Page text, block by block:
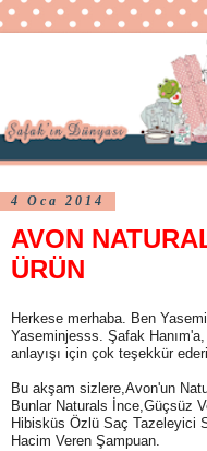
4 Oca 2014
AVON
ÜRÜN
Herkese merhaba. Ben
Yaseminjesss. Şafak
anlayışı için çok teşekkür
Bu akşam sizlere,Avon'un
Bunlar Naturals İnce,Güçsüz
Hibisküs Özlü Saç Tazeleyici
Hacim Veren Şampuan.